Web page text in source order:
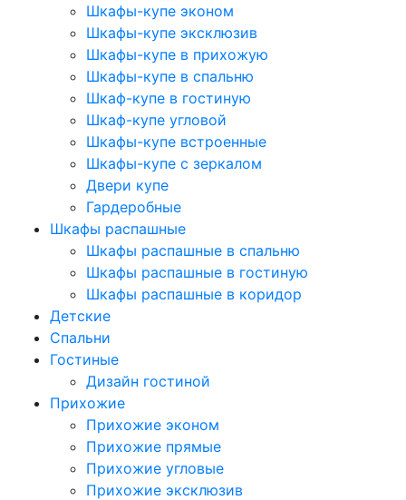
Шкафы-купе эконом
Шкафы-купе эксклюзив
Шкафы-купе в прихожую
Шкафы-купе в спальню
Шкаф-купе в гостиную
Шкаф-купе угловой
Шкафы-купе встроенные
Шкафы-купе с зеркалом
Двери купе
Гардеробные
Шкафы распашные
Шкафы распашные в спальню
Шкафы распашные в гостиную
Шкафы распашные в коридор
Детские
Спальни
Гостиные
Дизайн гостиной
Прихожие
Прихожие эконом
Прихожие прямые
Прихожие угловые
Прихожие эксклюзив